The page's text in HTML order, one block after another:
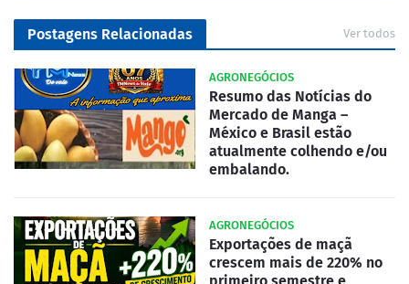
Postagens Relacionadas Ver todos
AGRONEGÓCIOS
Resumo das Notícias do
Mercado de Manga –
México e Brasil estão
atualmente colhendo e/ou
embalando.
AGRONEGÓCIOS
Exportações de maçã
crescem mais de 220% no
primeiro semestre e